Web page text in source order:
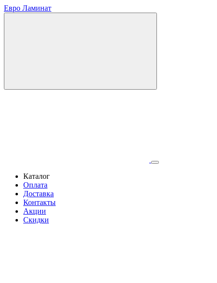
Евро Ламинат
Каталог
Оплата
Доставка
Контакты
Акции
Скидки